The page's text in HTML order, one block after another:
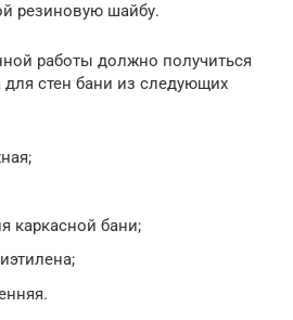
резиновую шайбу.
работы должно получиться
для стен бани из следующих
каркасной бани;